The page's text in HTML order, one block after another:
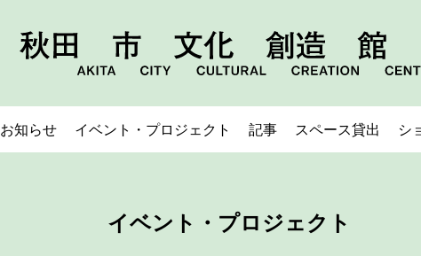
お知らせ イベント・プロジェクト 記事 スペース貸出 シ
イベント・プロジェクト